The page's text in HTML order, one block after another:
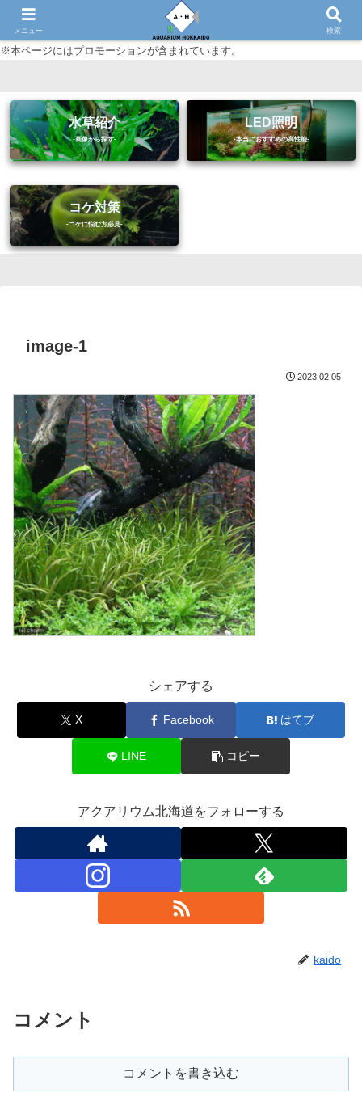
初心者に優しいアクアリウム（熱帯魚・水草等）情報サイト
※本ページにはプロモーションが含まれています。
水草紹介 LED照明
コケ対策
image-1
2023.02.05
シェアする
X Facebook はてブ
LINE コピー
アクアリウム北海道をフォローする
kaido
コメント
コメントを書き込む
メニュー 検索